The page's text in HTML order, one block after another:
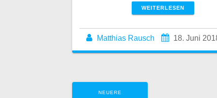
WEITERLESEN
Matthias Rausch 18. Juni
Beitragsnavigation
NEUERE